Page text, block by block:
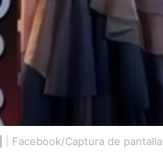
Facebook/Captura de pantalla